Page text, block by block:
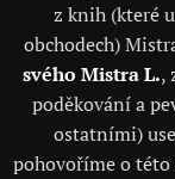
z knih (které
obchodech)
svého Mistra L.,
poděkování a
ostatními)
pohovoříme o této